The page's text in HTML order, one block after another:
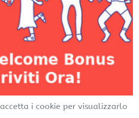
i cookie per visualizzarlo